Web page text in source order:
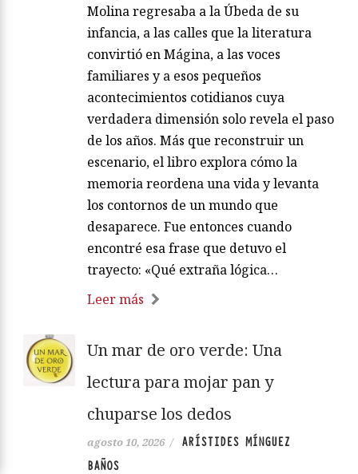
Molina regresaba a la Úbeda de su
infancia, a las calles que la literatura
convirtió en Mágina, a las voces
familiares y a esos pequeños
acontecimientos cotidianos cuya
verdadera dimensión solo revela el paso
de los años. Más que reconstruir un
escenario, el libro explora cómo la
memoria reordena una vida y levanta
los contornos de un mundo que
desaparece. Fue entonces cuando
encontré esa frase que detuvo el
trayecto: «Qué extraña lógica…
Leer más
Un mar de oro verde: Una
lectura para mojar pan y
chuparse los dedos
agosto 10, 2026 /
ARÍSTIDES MÍNGUEZ
BAÑOS